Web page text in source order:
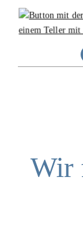
Wir